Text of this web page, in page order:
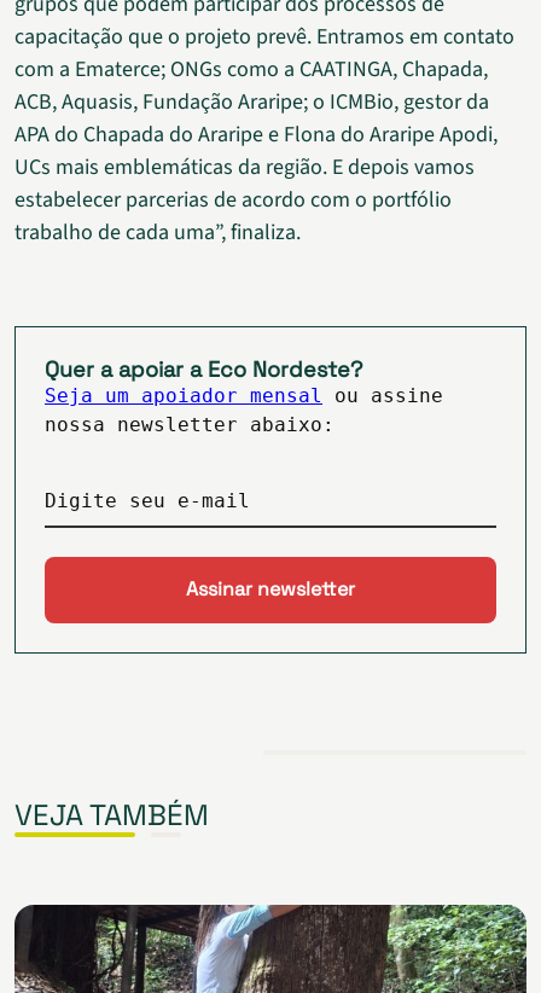
capacitação que o projeto prevê. Entramos em contato
com a Ematerce; ONGs como a CAATINGA, Chapada,
ACB, Aquasis, Fundação Araripe; o ICMBio, gestor da
APA do Chapada do Araripe e Flona do Araripe Apodi,
UCs mais emblemáticas da região. E depois vamos
estabelecer parcerias de acordo com o portfólio
trabalho de cada uma”, finaliza.
Quer a apoiar a Eco Nordeste?
Seja um apoiador mensal
ou assine
nossa newsletter abaixo:
Digite seu e-mail
VEJA TAMBÉM